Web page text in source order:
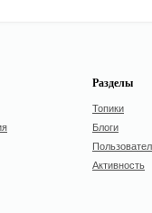
Разделы
Топики
Блоги
Активность